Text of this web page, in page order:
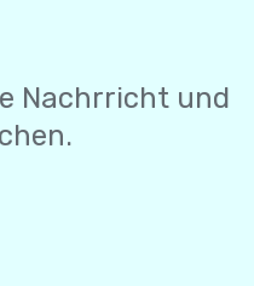
Nachrricht und